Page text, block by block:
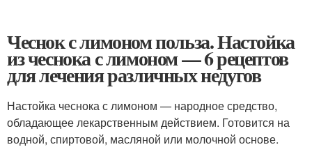
Чеснок с лимоном польза. Настойка
из чеснока с лимоном — 6 рецептов
для лечения различных недугов
Настойка чеснока с лимоном — народное средство,
обладающее лекарственным действием. Готовится на
водной, спиртовой, масляной или молочной основе.